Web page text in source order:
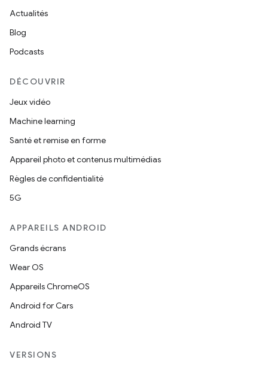
Actualités
Blog
Podcasts
DÉCOUVRIR
Jeux vidéo
Machine learning
Santé et remise en forme
Appareil photo et contenus multimédias
Règles de confidentialité
5G
APPAREILS ANDROID
Grands écrans
Wear OS
Appareils ChromeOS
Android for Cars
Android TV
VERSIONS